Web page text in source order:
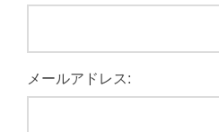
メールアドレス: